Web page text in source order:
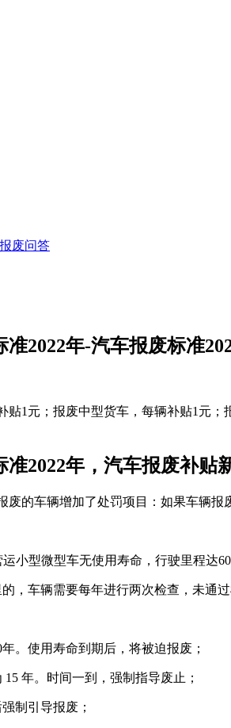
废问答
2022年-汽车报废标准
贴1元；报废中型货车，每辆补贴1元
2022年，汽车报废补贴
的车辆增加了处罚项目：如果车辆
小型微型车无使用寿命，行驶里程达
，车辆需要每年进行两次检查，未通
。使用寿命到期后，将被迫报废；
年。时间一到，强制指导废止；
制引导报废；